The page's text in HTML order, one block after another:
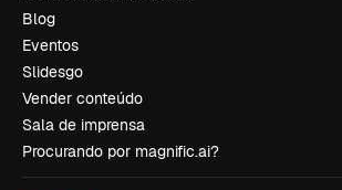
Blog
Eventos
Slidesgo
Vender conteúdo
Sala de imprensa
Procurando por magnific.ai?